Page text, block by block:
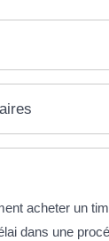
acheter un
dans une